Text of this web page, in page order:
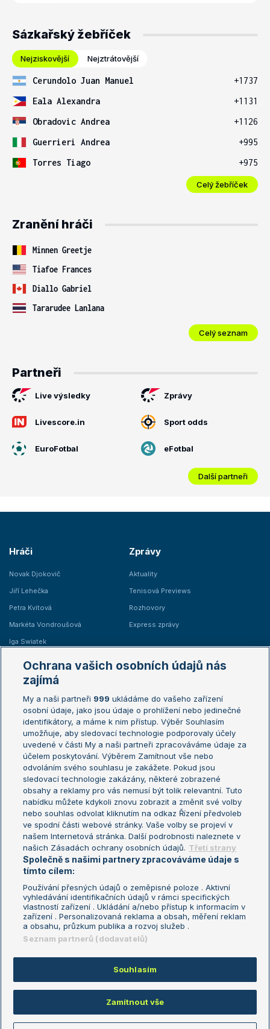
Sázkařský žebříček
Nejziskovější Nejztrátovější
Cerundolo Juan Manuel
+1737
Eala Alexandra
+1131
Obradovic Andrea
+1126
Guerrieri Andrea
+995
Torres Tiago
+975
Celý žebříček
Zranění hráči
Minnen Greetje
Tiafoe Frances
Diallo Gabriel
Tararudee Lanlana
Celý seznam
Partneři
Live výsledky Zprávy
Livescore.in Sport odds
EuroFotbal eFotbal
Další partneři
Hráči
Novak Djokovič
Jiří Lehečka
Petra Kvitová
Markéta Vondroušová
Iga Swiatek
Zprávy
Aktuality
Tenisová Previews
Rozhovory
Express zprávy
Žebříčky
Žebříček ATP (muži)
Žebříček WTA (ženy)
Sázkařský žebříček
Australian Open
French Open
Wimbledon
US Open
Turnaj mistrů
Turnaj mistryň
Aktualní trendy
Fotbalové přestupy
Livesport Daily
LS Prague Open
Podmínky užití
Nastavení soukromí
GDPR a žurnalistika
Reklama
Kontakt
Informace o zpracování osobních
údajů
Copyright © 2008-2026 TenisPortal.cz. Využíváme zpravodajství ČTK.
Ochrana vašich osobních údajů nás
zajímá
My a naši partneři 999 ukládáme do vašeho zařízení
osobní údaje, jako jsou údaje o prohlížení nebo jedinečné
identifikátory, a máme k nim přístup. Výběr Souhlasím
umožňuje, aby sledovací technologie podporovaly účely
uvedené v části My a naši partneři zpracováváme údaje za
účelem poskytování. Výběrem Zamítnout vše nebo
odvoláním svého souhlasu je zakážete. Pokud jsou
sledovací technologie zakázány, některé zobrazené
obsahy a reklamy pro vás nemusí být tolik relevantní. Tuto
nabídku můžete kdykoli znovu zobrazit a změnit své volby
nebo souhlas odvolat kliknutím na odkaz Řízení předvoleb
ve spodní části webové stránky. Vaše volby se projeví v
našem Internetová stránka. Další podrobnosti naleznete v
našich Zásadách ochrany osobních údajů. Třetí strany
Společně s našimi partnery zpracováváme údaje s
tímto cílem:
Používání přesných údajů o zeměpisné poloze . Aktivní
vyhledávání identifikačních údajů v rámci specifických
vlastností zařízení . Ukládání a/nebo přístup k informacím v
zařízení . Personalizovaná reklama a obsah, měření reklam
a obsahu, průzkum publika a rozvoj služeb .
Seznam partnerů (dodavatelů)
Souhlasím
Zamítnout vše